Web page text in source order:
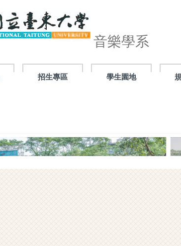
音樂學系
招生專區 學生園地